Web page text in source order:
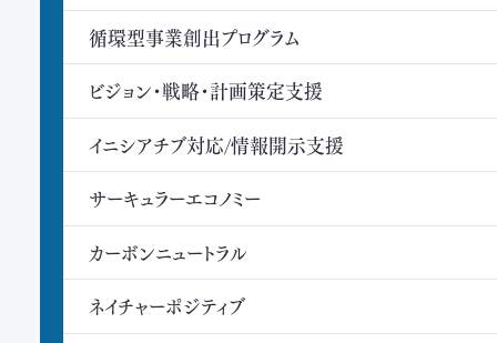
循環型事業創出プログラム
ビジョン・戦略・計画策定支援
イニシアチブ対応/情報開示支援
サーキュラーエコノミー
カーボンニュートラル
ネイチャーポジティブ